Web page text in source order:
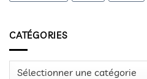
CATÉGORIES
Catégories